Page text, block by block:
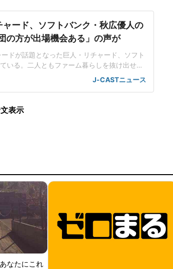
ード、ソフトバンク・秋広優人の
の方が出場機会ある」の声が
ドが話題となった巨人・リチャード、ソフト
いる。二人ともファーム暮らしを抜け出せな
にウエスタン・リーグで5年連続本塁打王に輝
大江竜聖と2対1のトレードで25年5月に巨人に
をマークした。
J-CASTニュース
表示
なたにこれ